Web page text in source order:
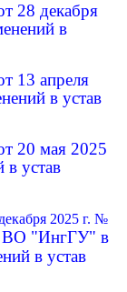
28 декабря
в
13 апреля
в устав
20 мая 2025
в устав
2025 г. №
"ИнгГУ" в
в устав